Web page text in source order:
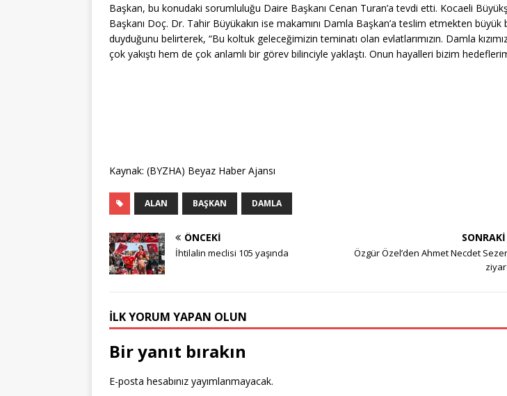
Başkan, bu konudaki sorumluluğu Daire Başkanı Cenan Turan’a tevdi etti. Kocaeli
Başkanı Doç. Dr. Tahir Büyükakın ise makamını Damla Başkan’a teslim etmekten
duyduğunu belirterek, “Bu koltuk geleceğimizin teminatı olan evlatlarımızın. Damla
çok yakıştı hem de çok anlamlı bir görev bilinciyle yaklaştı. Onun hayalleri bizim
Kaynak: (BYZHA) Beyaz Haber Ajansı
ALAN BAŞKAN DAMLA
ÖNCEKI
İhtilalin meclisi 105 yaşında
SONRAKI
Özgür Özel’den Ahmet Necdet
İLK YORUM YAPAN OLUN
Bir yanıt bırakın
E-posta hesabınız yayımlanmayacak.